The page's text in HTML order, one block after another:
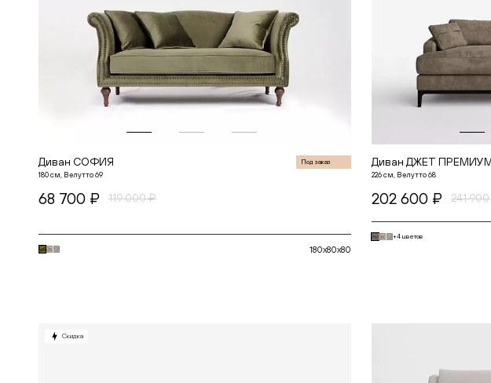
СПЕНСЕР
СТАР
ТОКИО
ФЛОУ
Диван СОФИЯ Под заказ
180 см, Велутто 69
68 700 ₽ 119 000 ₽
180x80x80
Диван ДЖЕТ
226 см, Велутто 68
202 600 ₽ 241
+4 цветов
Скидка